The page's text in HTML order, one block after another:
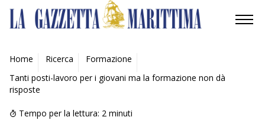
AMBIENTE
MOBILITÀ
INDUSTRIA
Home Ricerca
Formazione
Tanti posti-lavoro per i giovani ma la formazione non dà
risposte
Tempo per la lettura: 2 minuti